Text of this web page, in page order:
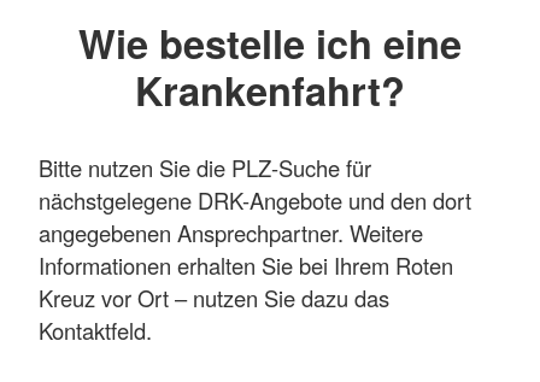
Wie bestelle ich eine
Krankenfahrt?
Bitte nutzen Sie die PLZ-Suche für
nächstgelegene DRK-Angebote und den dort
angegebenen Ansprechpartner. Weitere
Informationen erhalten Sie bei Ihrem Roten
Kreuz vor Ort – nutzen Sie dazu das
Kontaktfeld.